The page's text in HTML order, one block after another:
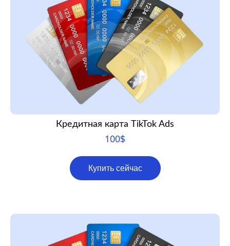
Кредитная карта TikTok Ads
100$
Купить сейчас